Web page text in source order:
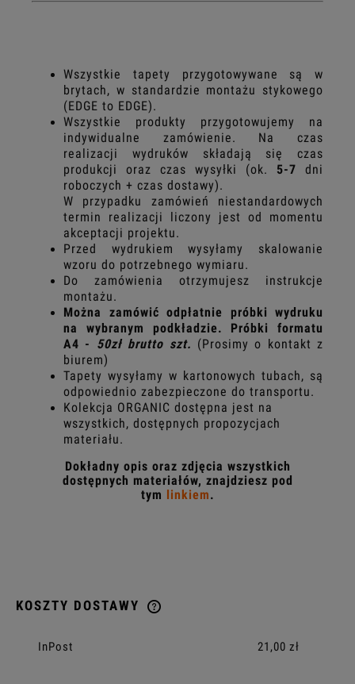
Wszystkie tapety przygotowywane są w
brytach, w standardzie montażu stykowego
(EDGE to EDGE).
Wszystkie produkty przygotowujemy na
indywidualne zamówienie. Na czas
realizacji wydruków składają się czas
produkcji oraz czas wysyłki (ok. 5-7 dni
roboczych + czas dostawy).
W przypadku zamówień niestandardowych
termin realizacji liczony jest od momentu
akceptacji projektu.
Przed wydrukiem wysyłamy skalowanie
wzoru do potrzebnego wymiaru.
Do zamówienia otrzymujesz instrukcje
montażu.
Można zamówić odpłatnie próbki wydruku
na wybranym podkładzie. Próbki formatu
A4 - 50zł brutto szt. (Prosimy o kontakt z
biurem)
Tapety wysyłamy w kartonowych tubach, są
odpowiednio zabezpieczone do transportu.
Kolekcja ORGANIC dostępna jest na
wszystkich, dostępnych propozycjach
materiału.
Dokładny opis oraz zdjęcia wszystkich
dostępnych materiałów, znajdziesz pod
tym linkiem.
KOSZTY DOSTAWY
InPost 21,00 zł